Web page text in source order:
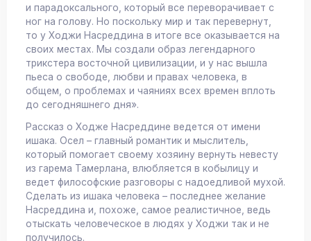
и парадоксального, который все переворачивает с
ног на голову. Но поскольку мир и так перевернут,
то у Ходжи Насреддина в итоге все оказывается на
своих местах. Мы создали образ легендарного
трикстера восточной цивилизации, и у нас вышла
пьеса о свободе, любви и правах человека, в
общем, о проблемах и чаяниях всех времен вплоть
до сегодняшнего дня».
Рассказ о Ходже Насреддине ведется от имени
ишака. Осел – главный романтик и мыслитель,
который помогает своему хозяину вернуть невесту
из гарема Тамерлана, влюбляется в кобылицу и
ведет философские разговоры с надоедливой мухой.
Сделать из ишака человека – последнее желание
Насреддина и, похоже, самое реалистичное, ведь
отыскать человеческое в людях у Ходжи так и не
получилось.